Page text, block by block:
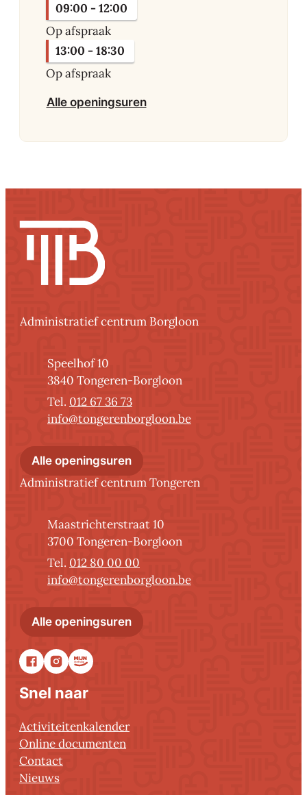
09:00 - 12:00
Op afspraak
13:00 - 18:30
Op afspraak
Alle openingsurenDienstencentrum De Piepel
Contact
Administratief centrum Borgloon
AdresSpeelhof 10
,3840 Tongeren-Borgloon
012 67 36 73
E-mailinfo@tongerenborgloon.be
Alle openingsurenAdministratief centrum
Administratief centrum Tongeren
AdresMaastrichterstraat 10
,3700 Tongeren-Borgloon
012 80 00 00
E-mailinfo@tongerenborgloon.be
Alle openingsurenAdministratief centrum
Snel naar
Activiteitenkalender
Online documenten
Contact
Nieuws
Facebook
InstagramStadsapp